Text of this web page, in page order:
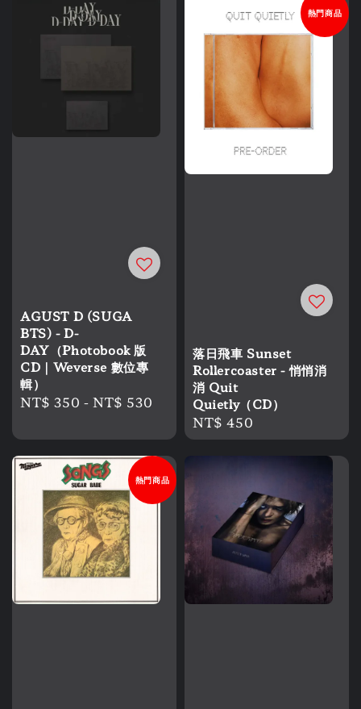
AGUST D (SUGA
BTS) - D-
DAY（Photobook 版
CD｜Weverse 數位專
輯）
Regular
NT$ 350 -NT$ 530
熱門商品
落日飛車 Sunset
Rollercoaster - 悄悄消
消 Quit
Quietly（CD）
Regular
price
NT$ 450
熱門商品